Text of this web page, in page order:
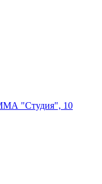
"Студия", 10